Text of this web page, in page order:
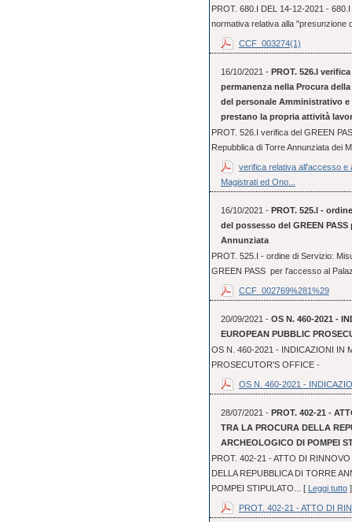
PROT. 680.I DEL 14-12-2021 -
normativa relativa alla "presunzione
CCF_003274(1)
16/10/2021 - PROT. 526.I
permanenza nella Procura
del personale Amministrativo
prestano la propria attività
PROT. 526.I verifica del GREEN
Repubblica di Torre Annunziata dei
verifica relativa all'accesso e
Magistrati ed Ono...
16/10/2021 - PROT. 525.I -
del possesso del GREEN
Annunziata
PROT. 525.I - ordine di Servizio:
GREEN PASS per l'accesso al
CCF_002769%281%29
20/09/2021 - OS N. 460-2021 -
EUROPEAN PUBBLIC
OS N. 460-2021 - INDICAZIONI IN
PROSECUTOR'S OFFICE -
OS N. 460-2021 -
28/07/2021 - PROT. 402-21 -
TRA LA PROCURA DELLA
ARCHEOLOGICO DI POMPEI
PROT. 402-21 - ATTO DI
DELLA REPUBBLICA DI TORRE
POMPEI STIPULATO... [ Leggi tutto]
PROT. 402-21 - ATTO DI